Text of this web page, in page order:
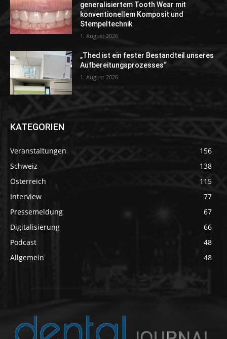
generalisiertem Tooth Wear mit
konventionellem Komposit und
Stempeltechnik
1. August 2026
„Thed ist ein fester Bestandteil unseres
Aufbereitungsprozesses“
1. August 2026
KATEGORIEN
Veranstaltungen
156
Schweiz
138
Österreich
115
Interview
77
Pressemeldung
67
Digitalisierung
66
Podcast
48
Allgemein
48